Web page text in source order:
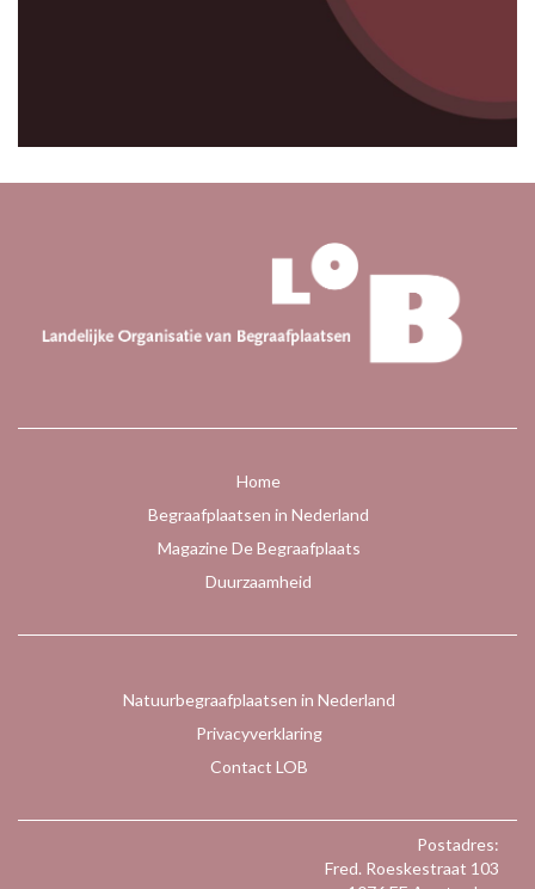
Home
Begraafplaatsen in Nederland
Magazine De Begraafplaats
Duurzaamheid
Natuurbegraafplaatsen in Nederland
Privacyverklaring
Contact LOB
Postadres:
Fred. Roeskestraat 103